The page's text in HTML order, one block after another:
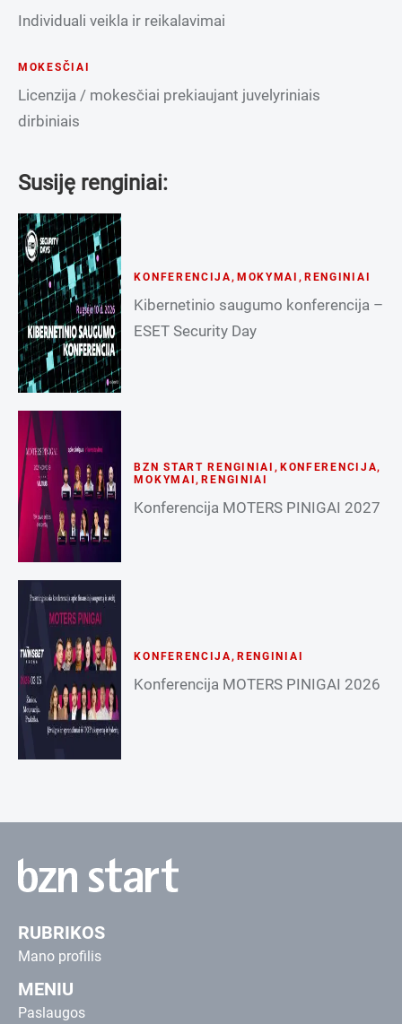
Individuali veikla ir reikalavimai
MOKESČIAI
Licenzija / mokesčiai prekiaujant juvelyriniais
dirbiniais
Susiję renginiai:
KONFERENCIJA , MOKYMAI , RENGINIAI
Kibernetinio saugumo konferencija –
ESET Security Day
BZN START RENGINIAI , KONFERENCIJA,
MOKYMAI ,RENGINIAI
Konferencija MOTERS PINIGAI 2027
KONFERENCIJA, RENGINIAI
Konferencija MOTERS PINIGAI 2026
RUBRIKOS
Mano profilis
MENIU
Paslaugos